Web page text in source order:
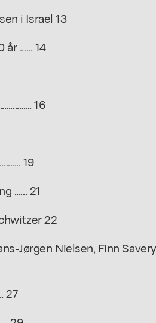
i Israel 13
...... 14
16
19
...... 21
22
Jørgen Nielsen, Finn
27